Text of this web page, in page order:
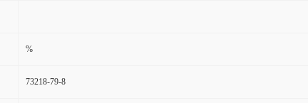
%
73218-79-8